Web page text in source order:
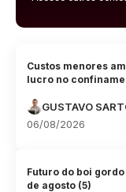
Custos menores
lucro no
GUSTAVO
06/08/2026
Futuro do boi
de agosto (5)